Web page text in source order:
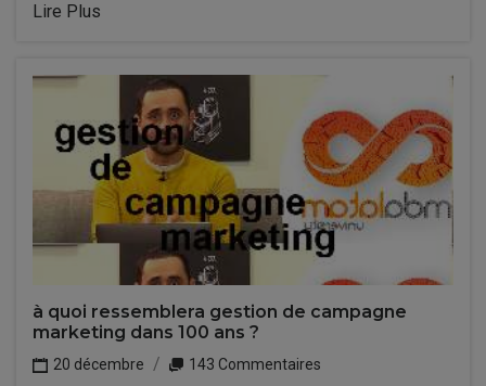
Lire Plus
à quoi ressemblera gestion de campagne
marketing dans 100 ans ?
20 décembre
143 Commentaires